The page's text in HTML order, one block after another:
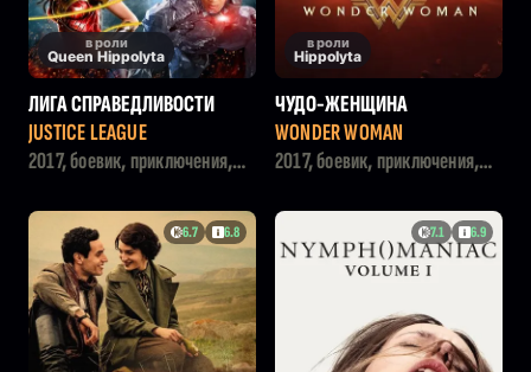
в роли
Queen Hippolyta
ЛИГА СПРАВЕДЛИВОСТИ
JUSTICE LEAGUE
2017, боевик, приключения,
в роли
Hippolyta
ЧУДО-ЖЕНЩИНА
WONDER WOMAN
2017, боевик, приключения,
6.7 6.8 7.1 6.9